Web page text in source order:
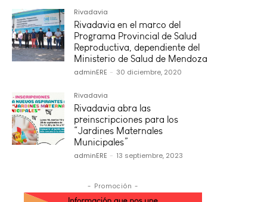
Rivadavia
Rivadavia en el marco del
Programa Provincial de Salud
Reproductiva, dependiente del
Ministerio de Salud de Mendoza
adminERE - 30 diciembre, 2020
Rivadavia
Rivadavia abra las
preinscripciones para los
“Jardines Maternales
Municipales”
adminERE - 13 septiembre, 2023
- Promoción -